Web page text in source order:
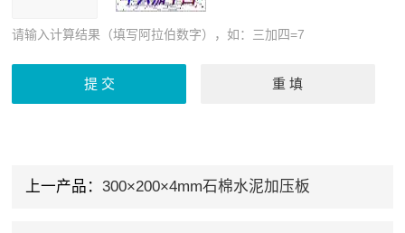
请输入计算结果（填写阿拉伯数字），如：三加四=7
上一产品： 300×200×4mm石棉水泥加压板